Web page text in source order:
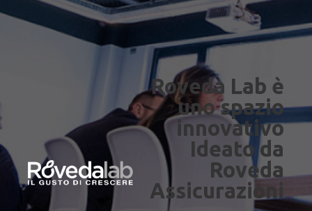
Roveda Lab è
uno spazio
innovativo
Ideato da
Roveda
Assicurazioni